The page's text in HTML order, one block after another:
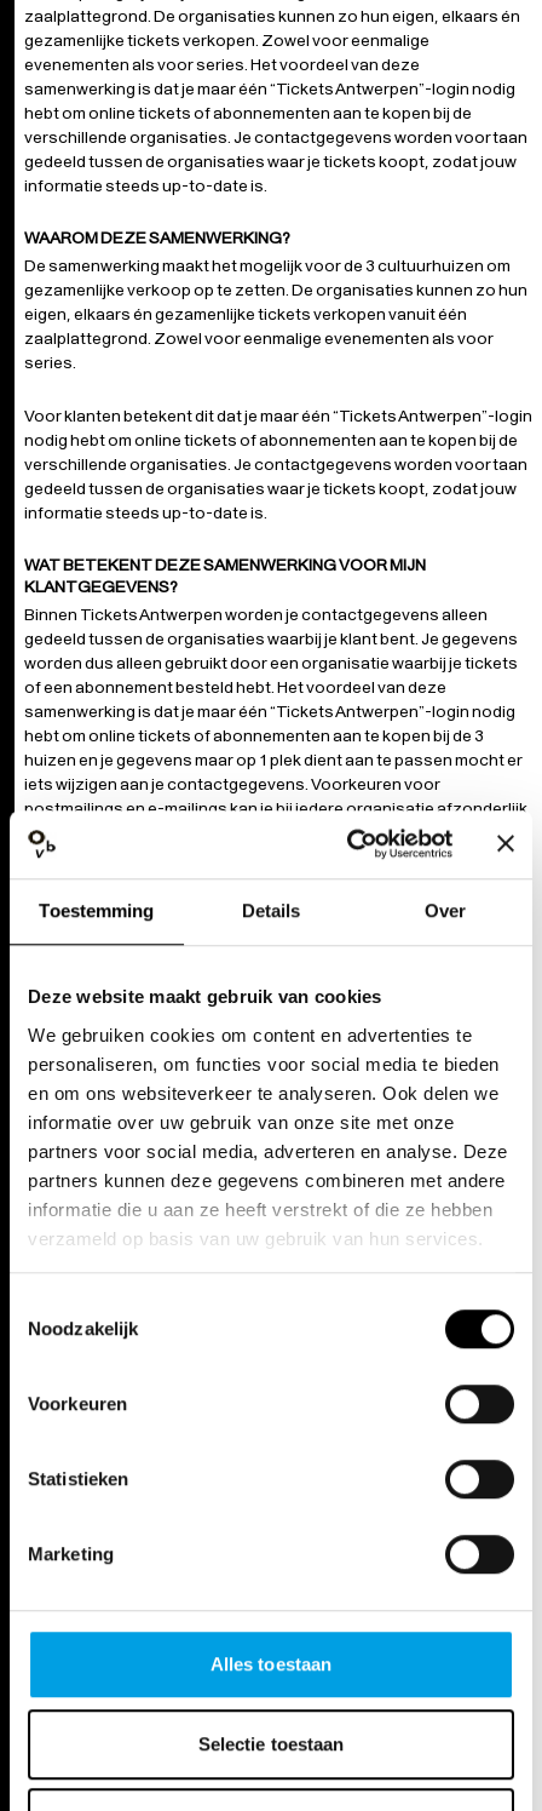
Toestemming Details Over
Deze website maakt gebruik van cookies
We gebruiken cookies om content en advertenties te
personaliseren, om functies voor social media te bieden
en om ons websiteverkeer te analyseren. Ook delen we
informatie over uw gebruik van onze site met onze
partners voor social media, adverteren en analyse. Deze
partners kunnen deze gegevens combineren met andere
informatie die u aan ze heeft verstrekt of die ze hebben
verzameld op basis van uw gebruik van hun services.
Noodzakelijk
Voorkeuren
Statistieken
Marketing
Alles toestaan
Selectie toestaan
zaalplattegrond. De organisaties kunnen zo hun eigen, elkaars én
gezamenlijke tickets verkopen. Zowel voor eenmalige
evenementen als voor series. Het voordeel van deze
samenwerking is dat je maar één “Tickets Antwerpen”-login nodig
hebt om online tickets of abonnementen aan te kopen bij de
verschillende organisaties. Je contactgegevens worden voortaan
gedeeld tussen de organisaties waar je tickets koopt, zodat jouw
informatie steeds up-to-date is.
WAAROM DEZE SAMENWERKING?
De samenwerking maakt het mogelijk voor de 3 cultuurhuizen om
gezamenlijke verkoop op te zetten. De organisaties kunnen zo hun
eigen, elkaars én gezamenlijke tickets verkopen vanuit één
zaalplattegrond. Zowel voor eenmalige evenementen als voor
series.
Voor klanten betekent dit dat je maar één “Tickets Antwerpen”-login
nodig hebt om online tickets of abonnementen aan te kopen bij de
verschillende organisaties. Je contactgegevens worden voortaan
gedeeld tussen de organisaties waar je tickets koopt, zodat jouw
informatie steeds up-to-date is.
WAT BETEKENT DEZE SAMENWERKING VOOR MIJN
KLANTGEGEVENS?
Binnen Tickets Antwerpen worden je contactgegevens alleen
gedeeld tussen de organisaties waarbij je klant bent. Je gegevens
worden dus alleen gebruikt door een organisatie waarbij je tickets
of een abonnement besteld hebt. Het voordeel van deze
samenwerking is dat je maar één “Tickets Antwerpen”-login nodig
hebt om online tickets of abonnementen aan te kopen bij de 3
huizen en je gegevens maar op 1 plek dient aan te passen mocht er
iets wijzigen aan je contactgegevens. Voorkeuren voor
postmailings en e-mailings kan je bij iedere organisatie afzonderlijk
aangeven en worden niet gedeeld. Ook je klanthistoriek of
aankoophistoriek wordt niet gedeeld.
WELKE GEGEVENS WORDEN GEDEELD?
worden dus alleen gebruikt door een organisatie waarbij je tickets
of een abonnement besteld hebt. Voorkeuren voor postmailings en
e-mailings kan je bij iedere organisatie afzonderlijk aangeven en
worden niet gedeeld. Ook je klanthistoriek of aankoophistoriek
wordt niet gedeeld.​
MELDINGEN EN VRAGEN
Als je vragen, opmerkingen of klachten hebt over het gebruik van je
persoonsgegevens of als je je wilt uitschrijven voor de nieuwsbrief
en/of voor brochures of magazines, mail dan
privacy@operaballet.be
Persoonsgegevens van sollicitanten worden enkel gebruikt voor
wervingsdoeleinden. Deze gegevens worden niet gebruikt voor
geboortedatum
geslacht
telefoonnummer
foto
Zonder uw toestemming, worden deze gegevens niet uitgewisseld
5. DELEN MET SOCIALE NETWERKSITES